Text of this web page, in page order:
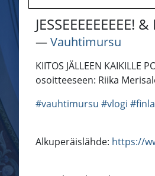
―Vauhtimursu
KIITOS JÄLLEEN
osoitteeseen: Riika
#vauhtimursu #vlogi
Alkuperäislähde: https://